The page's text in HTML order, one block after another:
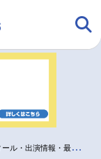
演情報・最新情報まとめ